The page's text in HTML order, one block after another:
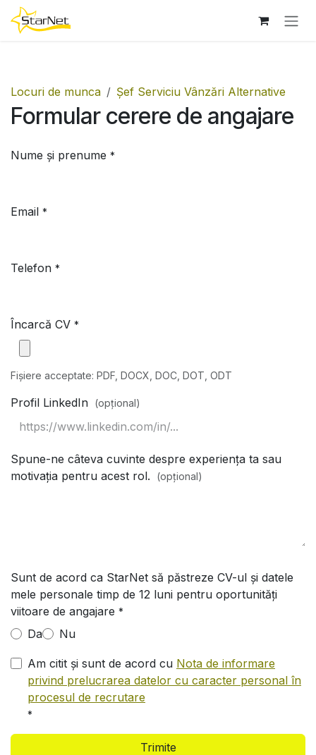
Sari la conținut
Locuri de munca Șef Serviciu Vânzări Alternative
Formular cerere de angajare
Nume și prenume *
Email *
Telefon *
Încarcă CV *
Fișiere acceptate: PDF, DOCX, DOC, DOT, ODT
Profil LinkedIn (opțional)
Spune-ne câteva cuvinte despre experiența ta sau
motivația pentru acest rol.
(opțional)
Sunt de acord ca StarNet să păstreze CV-ul și datele
mele personale timp de 12 luni pentru oportunități
viitoare de angajare *
Da Nu
Am citit și sunt de acord cu Nota de informare
privind prelucrarea datelor cu caracter personal în
procesul de recrutare
*
Trimite